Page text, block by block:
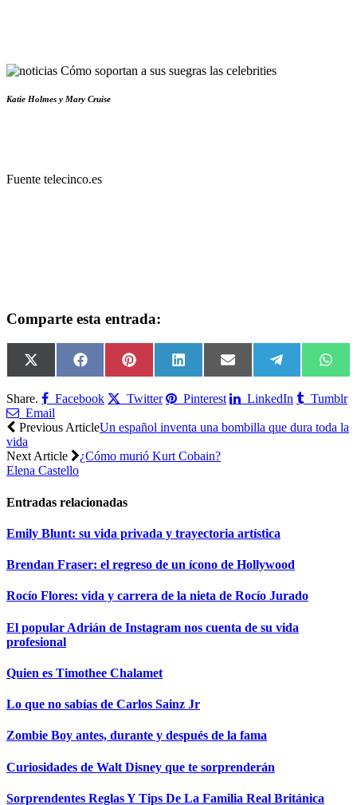
Katie Holmes y Mary Cruise
Fuente telecinco.es
Comparte esta entrada:
Compartir
en
X
(Twitter)
Compartir
en
FacebookCompartir
en
Pinterest Compartir
en
LinkedInCompartir
en
Email
Compartir
en
Telegram
en
Share. Facebook Twitter Pinterest LinkedIn
Tumblr
Email
Previous ArticleUn español inventa una bombilla que dura toda la
vida
Next Article
¿Cómo murió Kurt Cobain?
Elena Castello
Entradas relacionadas
Emily Blunt: su vida privada y trayectoria artística
Brendan Fraser: el regreso de un ícono de Hollywood
Rocío Flores: vida y carrera de la nieta de Rocío Jurado
El popular Adrián de Instagram nos cuenta de su vida
profesional
Quien es Timothee Chalamet
Lo que no sabías de Carlos Sainz Jr
Zombie Boy antes, durante y después de la fama
Curiosidades de Walt Disney que te sorprenderán
Sorprendentes Reglas Y Tips De La Familia Real Británica